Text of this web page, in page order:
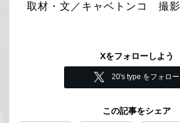
取材・文／キャベトンコ 撮
Xをフォローしよう
20's type をフォロー
この記事をシェア